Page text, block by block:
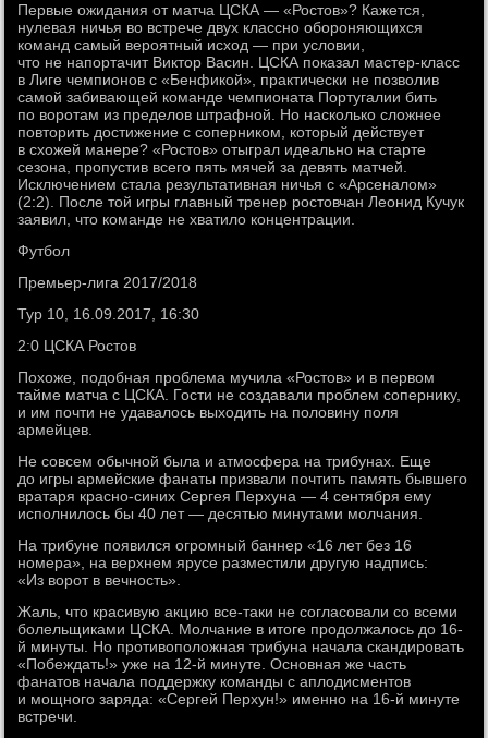
Первые ожидания от матча ЦСКА — «Ростов»? Кажется,
нулевая ничья во встрече двух классно обороняющихся
команд самый вероятный исход — при условии,
что не напортачит Виктор Васин. ЦСКА показал мастер-класс
в Лиге чемпионов с «Бенфикой», практически не позволив
самой забивающей команде чемпионата Португалии бить
по воротам из пределов штрафной. Но насколько сложнее
повторить достижение с соперником, который действует
в схожей манере? «Ростов» отыграл идеально на старте
сезона, пропустив всего пять мячей за девять матчей.
Исключением стала результативная ничья с «Арсеналом»
(2:2). После той игры главный тренер ростовчан Леонид Кучук
заявил, что команде не хватило концентрации.
Футбол
Премьер-лига 2017/2018
Тур 10, 16.09.2017, 16:30
2:0 ЦСКА Ростов
Похоже, подобная проблема мучила «Ростов» и в первом
тайме матча с ЦСКА. Гости не создавали проблем сопернику,
и им почти не удавалось выходить на половину поля
армейцев.
Не совсем обычной была и атмосфера на трибунах. Еще
до игры армейские фанаты призвали почтить память бывшего
вратаря красно-синих Сергея Перхуна — 4 сентября ему
исполнилось бы 40 лет — десятью минутами молчания.
На трибуне появился огромный баннер «16 лет без 16
номера», на верхнем ярусе разместили другую надпись:
«Из ворот в вечность».
Жаль, что красивую акцию все-таки не согласовали со всеми
болельщиками ЦСКА. Молчание в итоге продолжалось до 16-
й минуты. Но противоположная трибуна начала скандировать
«Побеждать!» уже на 12-й минуте. Основная же часть
фанатов начала поддержку команды с аплодисментов
и мощного заряда: «Сергей Перхун!» именно на 16-й минуте
встречи.